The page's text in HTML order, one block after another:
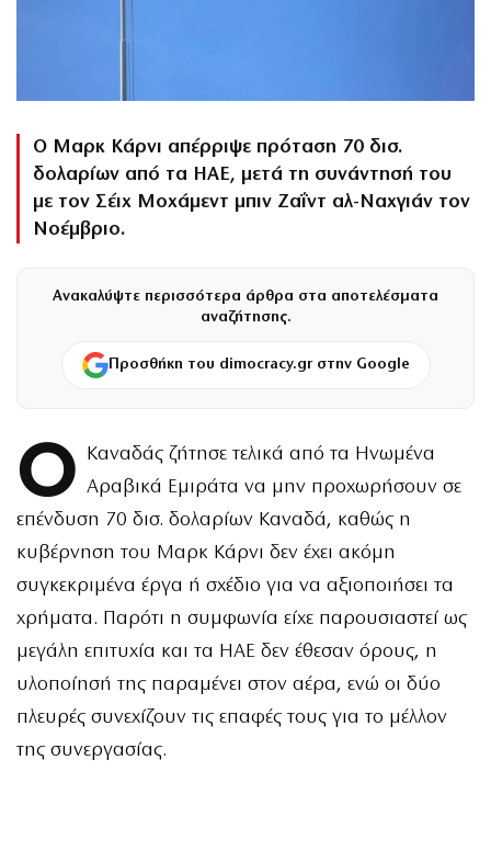
Ο Μαρκ Κάρνι απέρριψε πρόταση 70 δισ.
δολαρίων από τα ΗΑΕ, μετά τη συνάντησή του
με τον Σέιχ Μοχάμεντ μπιν Ζαΐντ αλ-Ναχγιάν τον
Νοέμβριο.
Ανακαλύψτε περισσότερα άρθρα στα αποτελέσματα
αναζήτησης.
Προσθήκη του dimocracy.gr στην Google
Ο
Καναδάς ζήτησε τελικά από τα Ηνωμένα
Αραβικά Εμιράτα να μην προχωρήσουν σε
επένδυση 70 δισ. δολαρίων Καναδά, καθώς η
κυβέρνηση του Μαρκ Κάρνι δεν έχει ακόμη
συγκεκριμένα έργα ή σχέδιο για να αξιοποιήσει τα
χρήματα. Παρότι η συμφωνία είχε παρουσιαστεί ως
μεγάλη επιτυχία και τα ΗΑΕ δεν έθεσαν όρους, η
υλοποίησή της παραμένει στον αέρα, ενώ οι δύο
πλευρές συνεχίζουν τις επαφές τους για το μέλλον
της συνεργασίας.